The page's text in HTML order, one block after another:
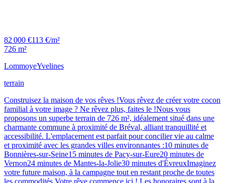
82 000 €113 €/m²
726 m²
LommoyeYvelines
terrain
Construisez la maison de vos rêves !Vous rêvez de créer votre cocon
familial à votre image ? Ne rêvez plus, faites le !Nous vous
proposons un superbe terrain de 726 m², idéalement situé dans une
charmante commune à proximité de Bréval, alliant tranquillité et
accessibilité. L'emplacement est parfait pour concilier vie au calme
et proximité avec les grandes villes environnantes :10 minutes de
Bonnières-sur-Seine15 minutes de Pacy-sur-Eure20 minutes de
Vernon24 minutes de Mantes-la-Jolie30 minutes d'ÉvreuxImaginez
votre future maison, à la campagne tout en restant proche de toutes
les commodités.Votre rêve commence ici ! Les honoraires sont à la